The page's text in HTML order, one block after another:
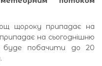
щороку припадає на
на сьогоднішню
буде побачити до 20